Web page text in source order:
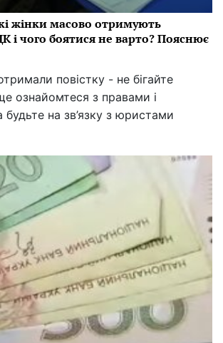
жінки масово отримують
і чого боятися не варто? Пояснює
повістку - не бігайте
ознайомтеся з правами і
будьте на зв’язку з юристами